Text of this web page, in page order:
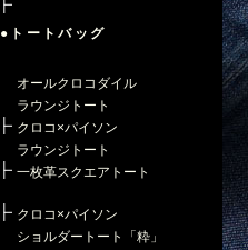
●トートバッグ
オールクロコダイル
ラウンジトート
クロコ×パイソン
ラウンジトート
一枚革スクエアトート
クロコ×パイソン
ショルダートート「粋」